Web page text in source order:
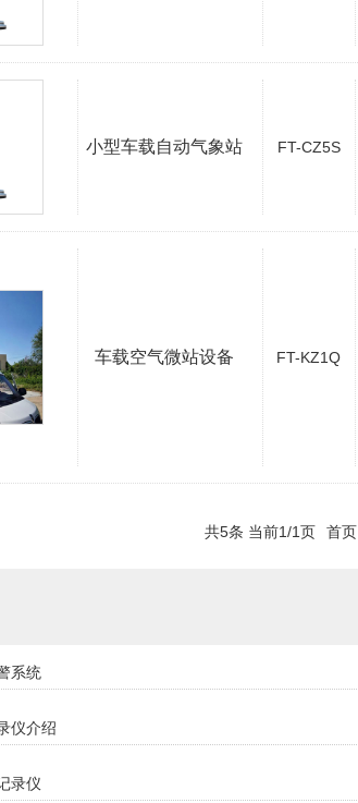
小型车载自动气象站 FT-CZ5S
车载空气微站设备 FT-KZ1Q
共5条 当前1/1页 首页
系统
仪介绍
录仪